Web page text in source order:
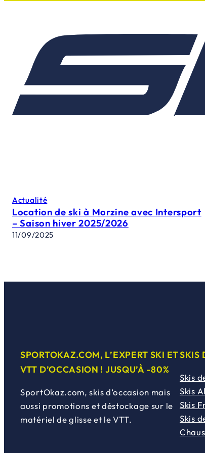
Actualité
Location de ski à Morzine avec Intersport
– Saison hiver 2025/2026
11/09/2025
SPORTOKAZ.COM, L’EXPERT SKI ET
VTT D’OCCASION ! JUSQU’À -80%
SportOkaz.com, skis d’occasion mais
aussi promotions et déstockage sur le
matériel de glisse et le VTT.
SKIS
Skis
Skis
Skis
Skis